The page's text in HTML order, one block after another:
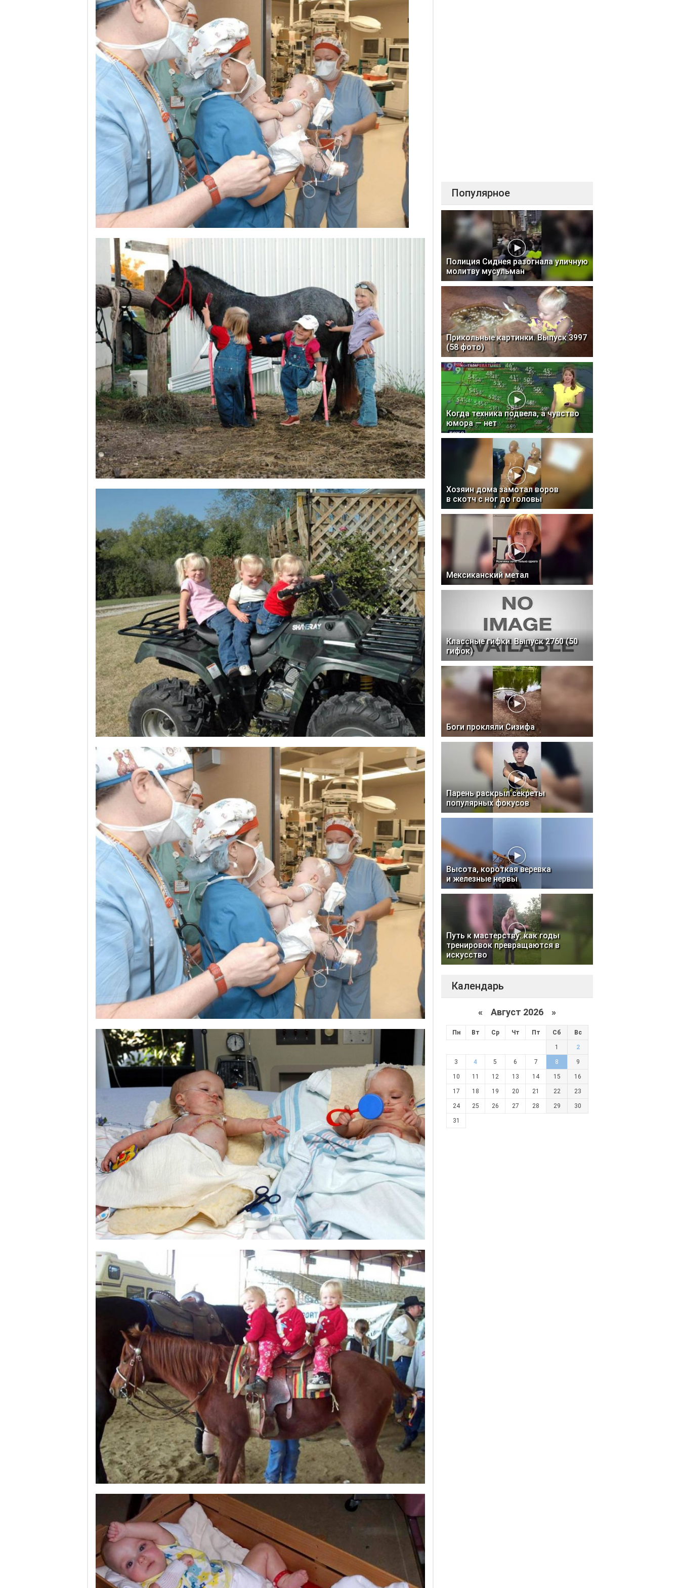
Популярное
Полиция Сиднея разогнала уличную
молитву мусульман
Прикольные картинки. Выпуск 3997
(58 фото)
Когда техника подвела, а чувство
юмора — нет
Хозяин дома замотал воров
в скотч с ног до головы
Мексиканский метал
Классные гифки. Выпуск 2760 (50
гифок)
Боги прокляли Сизифа
Парень раскрыл секреты
популярных фокусов
Высота, короткая веревка
и железные нервы
Путь к мастерству: как годы
тренировок превращаются в
искусство
Календарь
« Август 2026 »
Пн Вт Ср Чт Пт Сб Вс
1 2
3 4 5 6 7 8 9
10 11 12 13 14 15 16
17 18 19 20 21 22 23
24 25 26 27 28 29 30
31